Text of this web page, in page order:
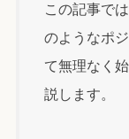
この記事で
のようなポ
て無理なく
説します。